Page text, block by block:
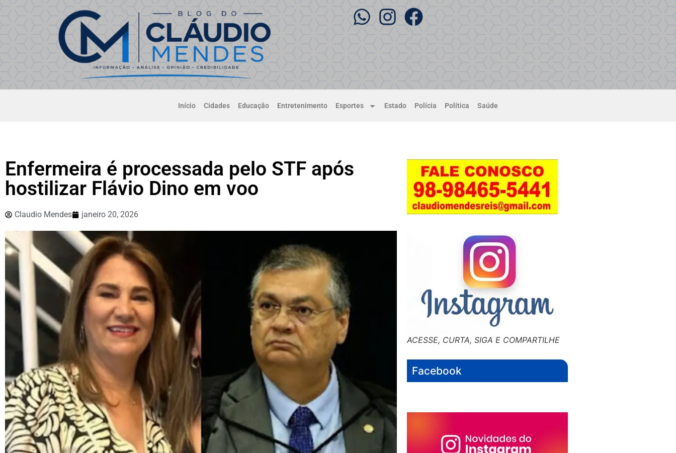
Início Cidades Educação Entretenimento Esportes Estado Polícia Política Saúde
Enfermeira é processada pelo STF após
hostilizar Flávio Dino em voo
Claudio Mendes janeiro 20, 2026
ACESSE, CURTA, SIGA E COMPARTILHE
Facebook